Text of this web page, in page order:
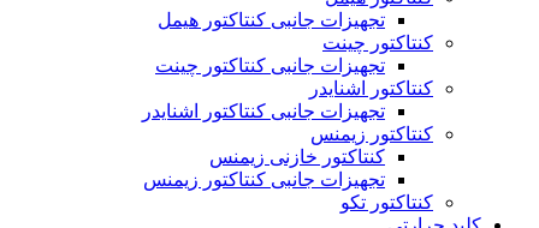
تجهیزات جانبی کنتاکتور هیمل
کنتاکتور چینت
تجهیزات جانبی کنتاکتور چینت
کنتاکتور اشنایدر
تجهیزات جانبی کنتاکتور اشنایدر
کنتاکتور زیمنس
کنتاکتور خازنی زیمنس
تجهیزات جانبی کنتاکتور زیمنس
کنتاکتور تکو